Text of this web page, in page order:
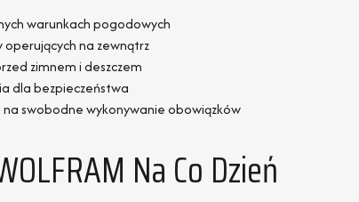
warunkach pogodowych
na zewnątrz
zimnem i deszczem
dla bezpieczeństwa
swobodne wykonywanie obowiązków
Na Co Dzień